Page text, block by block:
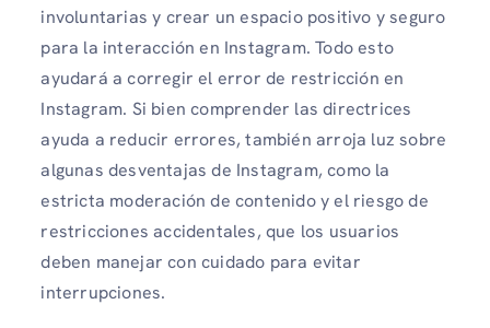
involuntarias y crear un espacio positivo y seguro
para la interacción en Instagram. Todo esto
ayudará a corregir el error de restricción en
Instagram. Si bien comprender las directrices
ayuda a reducir errores, también arroja luz sobre
algunas desventajas de Instagram, como la
estricta moderación de contenido y el riesgo de
restricciones accidentales, que los usuarios
deben manejar con cuidado para evitar
interrupciones.